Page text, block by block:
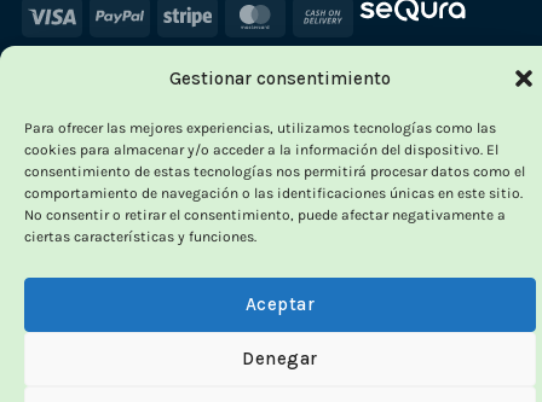
Gestionar consentimiento
Para ofrecer las mejores experiencias, utilizamos tecnologías como las
cookies para almacenar y/o acceder a la información del dispositivo. El
consentimiento de estas tecnologías nos permitirá procesar datos como el
comportamiento de navegación o las identificaciones únicas en este sitio.
No consentir o retirar el consentimiento, puede afectar negativamente a
ciertas características y funciones.
Aceptar
Denegar
Visa PayPal Stripe MasterCard
Cash
On
Delivery
-
OUTLET VORPC
Calidad probada,
precios imbatibles